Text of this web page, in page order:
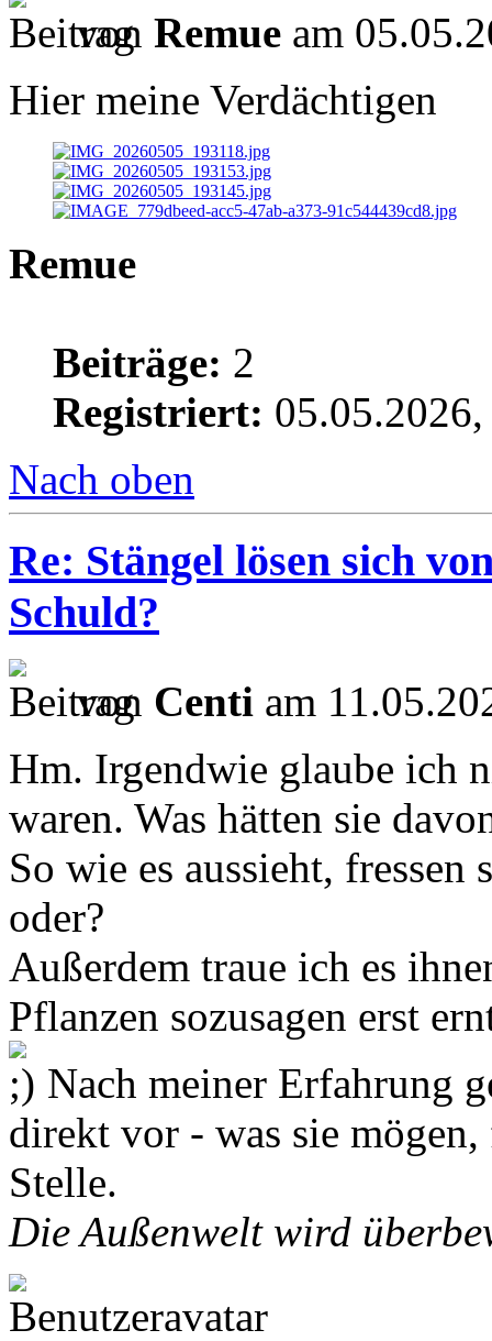
von Remue am
Hier meine Verdächtigen
Remue
Beiträge: 2
Registriert:
Nach oben
Re: Stängel lösen sich
Schuld?
von Centi am
Hm. Irgendwie glaube ich
waren. Was hätten sie
So wie es aussieht,
oder?
Außerdem traue ich es
Pflanzen sozusagen erst
Nach meiner Erfahrung
direkt vor - was sie
Stelle.
Die Außenwelt wird